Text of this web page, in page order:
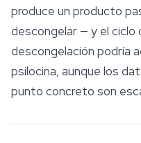
produce un producto
descongelar — y el ciclo
descongelación podría
psilocina, aunque los
punto concreto son